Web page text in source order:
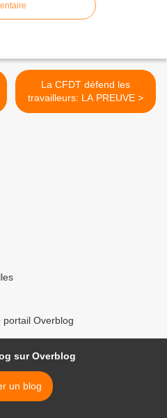
La CFDT défend les
travailleurs: LA PREUVE >
portail Overblog
sur Overblog
un blog